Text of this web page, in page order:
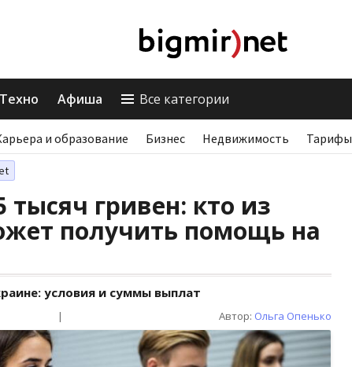
Техно Афиша Все категории
и образование Бизнес Недвижимость Тарифы
тысяч гривен: кто из
получить помощь на
условия и суммы выплат
| Автор: Ольга Опенько